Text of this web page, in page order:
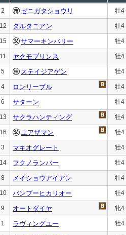
2 ゼニガタショウリ 牡4
12 ダルタニアン 牡4
15 サマーキンバリー 牡4
11 ヤクモプリンス 牡4
5 ステイジアゲン 牡4
4 ロンリーブル 牡4
6 サターン 牡4
13 サクラハンティング 牡4
16 ユアザマン 牡4
3 マキオグレート 牡4
14 フクノランバー 牡4
8 メイショウアイアン 牡4
10 バンブーヒカリオー 牡4
9 オートダイヤ 牝4
1 ラヴィングユー 牡4